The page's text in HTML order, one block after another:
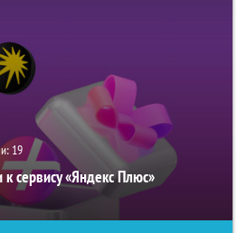
19
сервису «Яндекс Плюс»